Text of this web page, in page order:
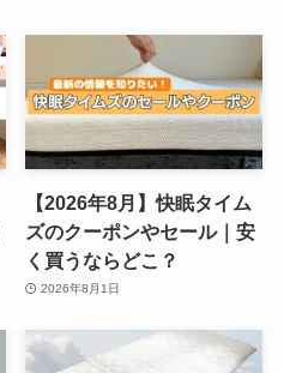
【2026年8月】快眠タイム
ズのクーポンやセール｜安
く買うならどこ？
2026年8月1日